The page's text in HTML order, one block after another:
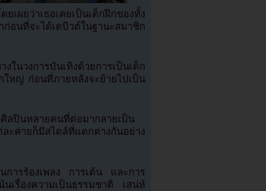
เผยว่าเธอเคยเป็นเด็กฝึกของทั้ง
อนที่จะได้เดบิวต์ในฐานะสมาชิก
ในวงการบันเทิงด้วยการเป็นเด็ก
ใหญ่ ก่อนที่ภายหลังจะย้ายไปเป็น
ศิลปินหลายคนที่ต่อมากลายเป็น
ค่ายก็มีสไตล์ที่แตกต่างกันอย่าง
ารร้องเพลง การเต้น และการ
รื่องความเป็นธรรมชาติ เสน่ห์